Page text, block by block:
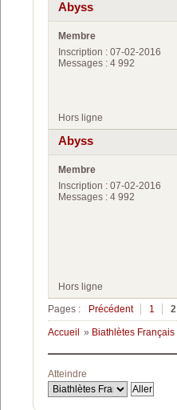
Abyss
Membre
Inscription : 07-02-2016
Messages : 4 992
Hors ligne
Abyss
Membre
Inscription : 07-02-2016
Messages : 4 992
Hors ligne
Pages :
Précédent 1 2
Accueil » Biathlètes Français
Atteindre